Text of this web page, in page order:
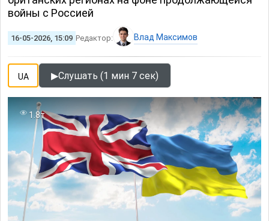
войны с Россией
16-05-2026, 15:09 Редактор: Влад Максимов
UA ▶Слушать (1 мин 7 сек)
1.8т